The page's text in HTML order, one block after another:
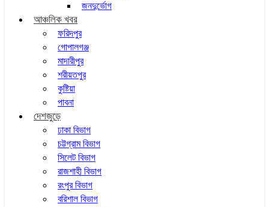
জনদুর্ভোগ
আঞ্চলিক খবর
ফরিদপুর
গোপালগঞ্জ
মাদারীপুর
শরীয়তপুর
কুষ্টিয়া
পাবনা
দেশজুড়ে
ঢাকা বিভাগ
চট্টগ্রাম বিভাগ
সিলেট বিভাগ
রাজশাহী বিভাগ
রংপুর বিভাগ
বরিশাল বিভাগ